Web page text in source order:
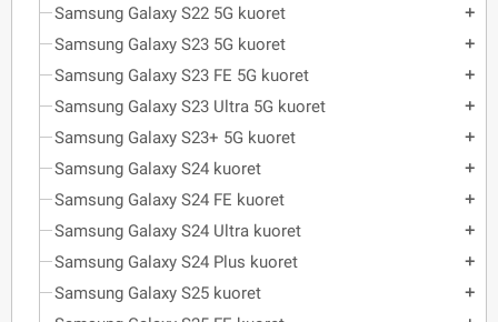
Samsung Galaxy S22 5G kuoret add
Samsung Galaxy S23 5G kuoret add
Samsung Galaxy S23 FE 5G kuoret add
Samsung Galaxy S23 Ultra 5G kuoret add
Samsung Galaxy S23+ 5G kuoret add
Samsung Galaxy S24 kuoret add
Samsung Galaxy S24 FE kuoret add
Samsung Galaxy S24 Ultra kuoret add
Samsung Galaxy S24 Plus kuoret add
Samsung Galaxy S25 kuoret add